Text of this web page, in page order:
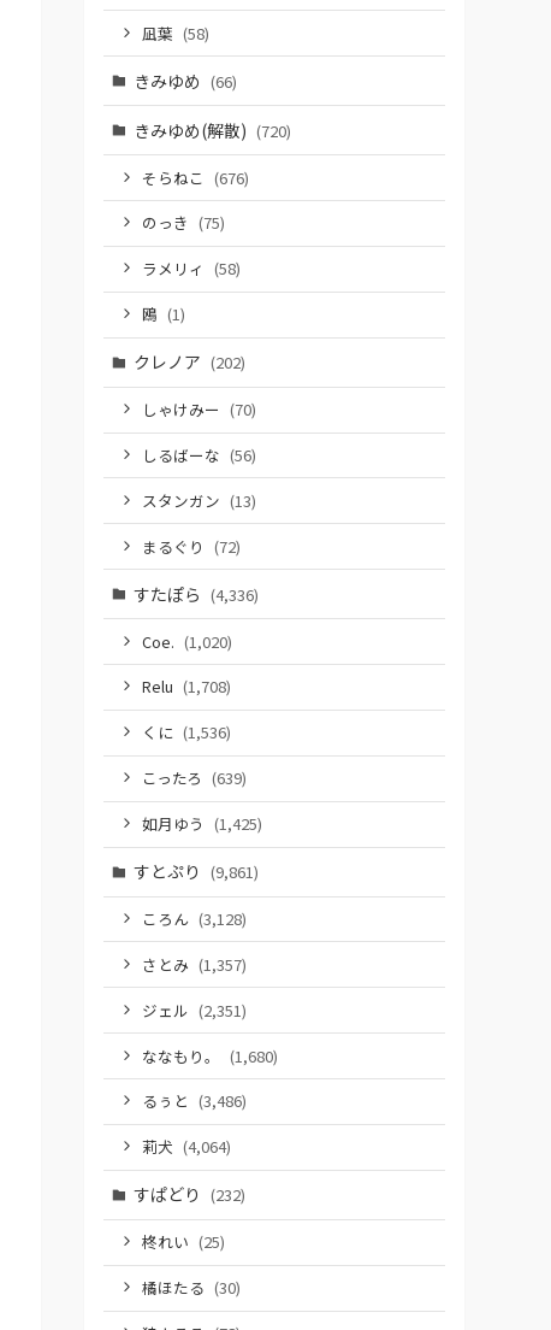
凪葉 (58)
きみゆめ (66)
きみゆめ(解散) (720)
そらねこ (676)
のっき (75)
ラメリィ (58)
鴎 (1)
クレノア (202)
しゃけみー (70)
しるばーな (56)
スタンガン (13)
まるぐり (72)
すたぽら (4,336)
Coe. (1,020)
Relu (1,708)
くに (1,536)
こったろ (639)
如月ゆう (1,425)
すとぷり (9,861)
ころん (3,128)
さとみ (1,357)
ジェル (2,351)
ななもり。
(1,680)
るぅと (3,486)
莉犬 (4,064)
すぱどり (232)
柊れい (25)
橘ほたる (30)